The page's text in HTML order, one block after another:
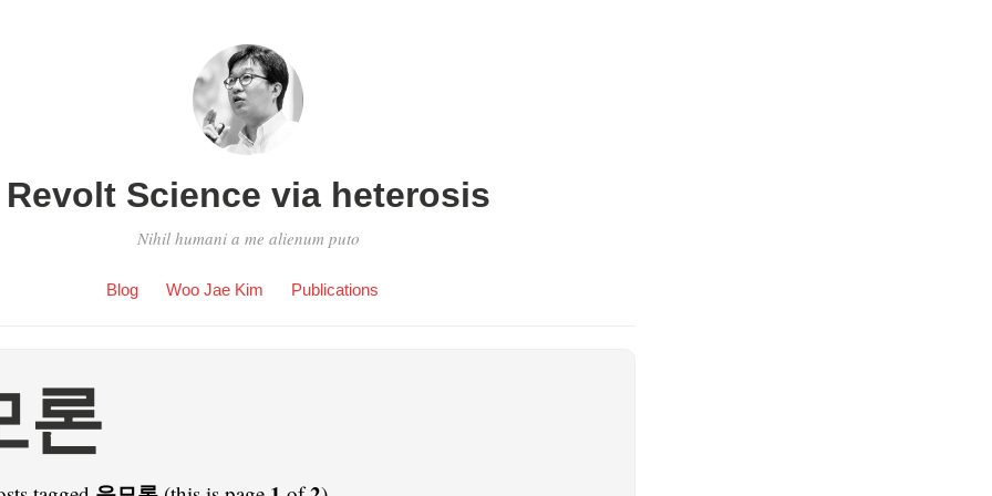
Revolt Science via heterosis
Nihil humani a me alienum puto
Blog Woo Jae Kim Publications
론